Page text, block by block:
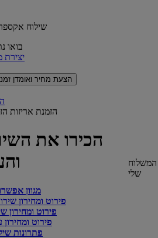
שילוח
בואו
הצעת מחיר ואומדן
הזמנת אריזות
הכירו את
מגוון
פירוט ומחירון
פירוט ומחירון
פירוט ומחירון
פתרונות
שלי